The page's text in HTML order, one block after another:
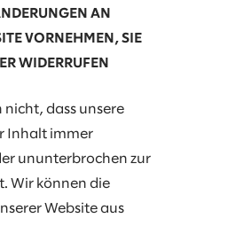
AN
VORNEHMEN, SIE
WIDERRUFEN
dass unsere
Inhalt immer
ununterbrochen zur
Wir können die
Website aus